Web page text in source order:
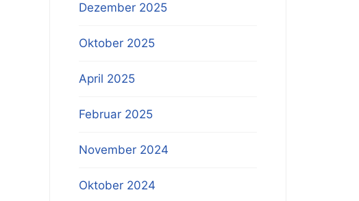
Dezember 2025
Oktober 2025
April 2025
Februar 2025
November 2024
Oktober 2024